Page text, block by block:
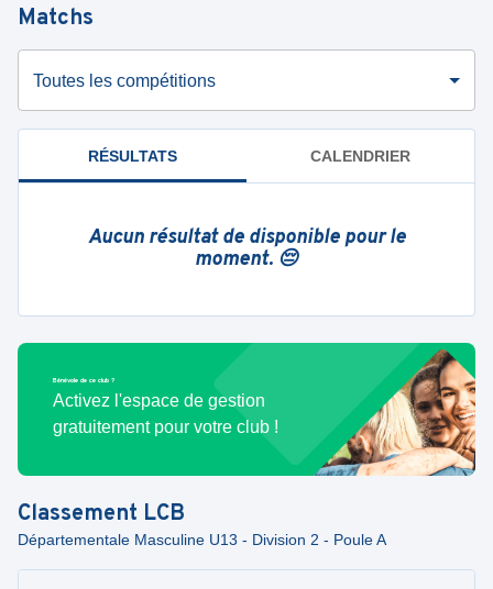
Matchs
Toutes les compétitions
RÉSULTATS CALENDRIER
Aucun résultat de disponible pour le
moment. 😔
Bénévole de ce club ?
Activez l'espace de gestion
gratuitement pour votre club !
Classement LCB
Départementale Masculine U13 - Division 2 - Poule A